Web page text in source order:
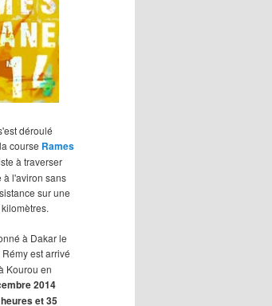
déroulé
course Rames
à traverser
à l'aviron sans
sur une
à Dakar le
Rémy est arrivé
Kourou en
2014
et 35